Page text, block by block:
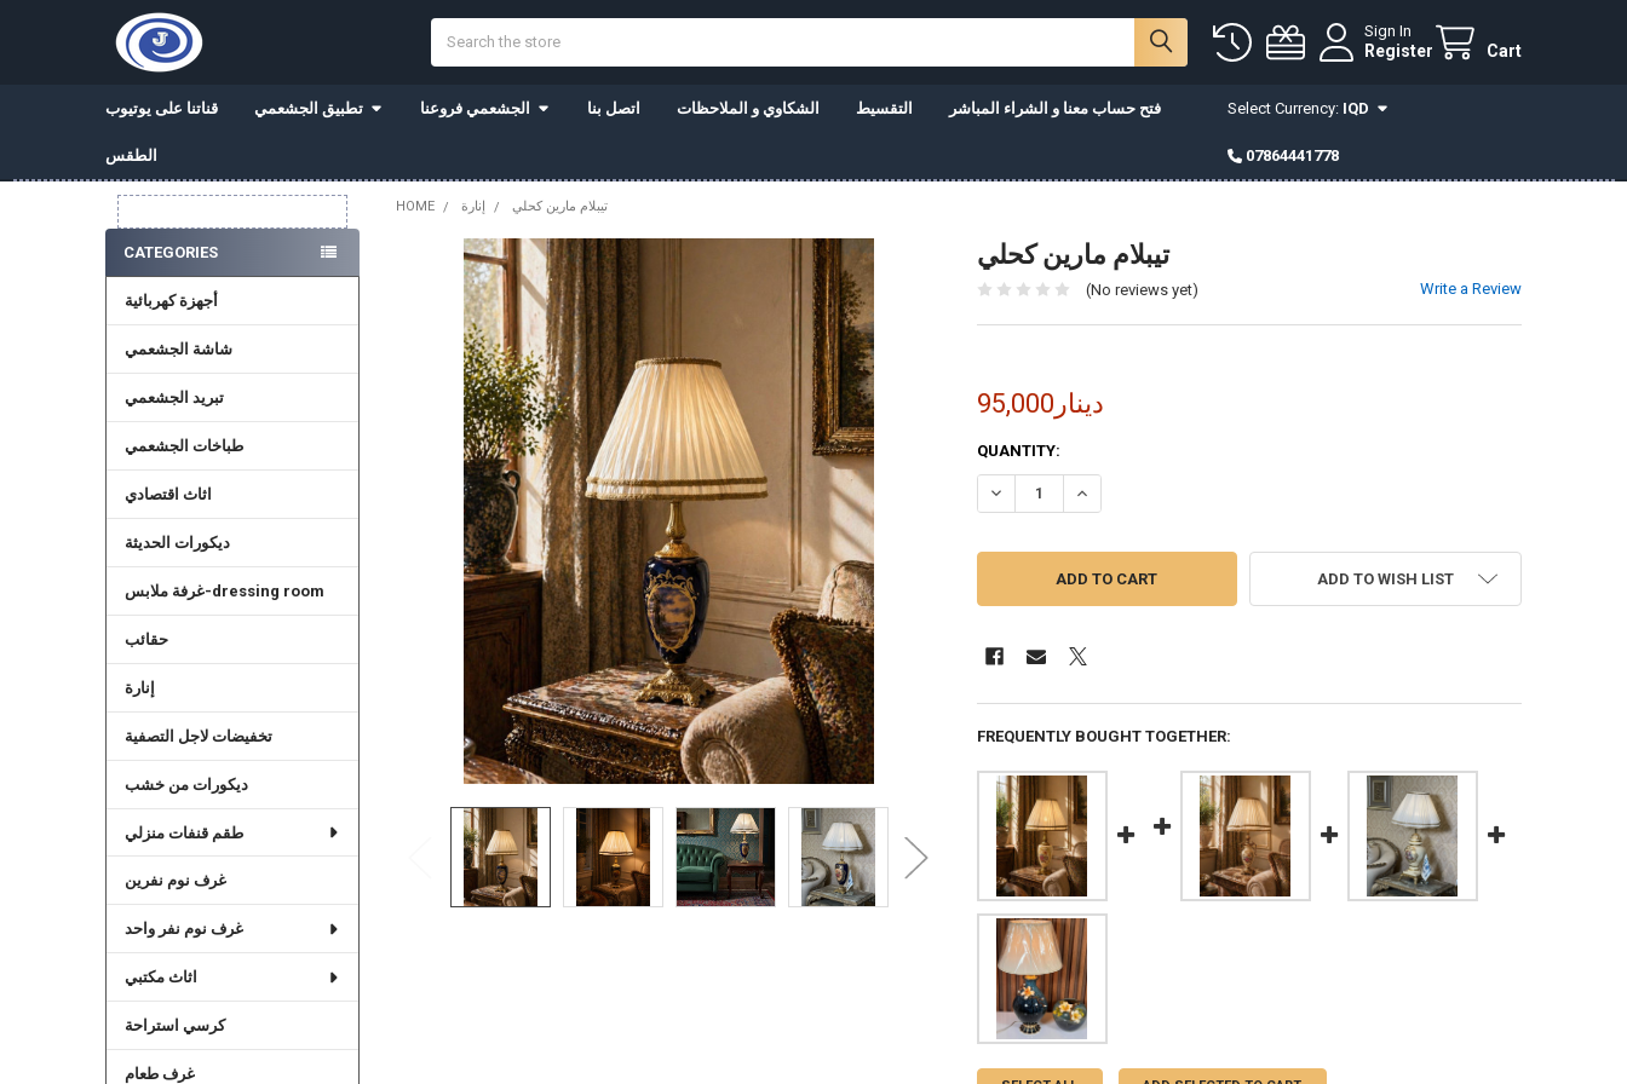
Sign In
Register Cart
قناتنا على يوتيوب تطبيق الجشعمي الجشعمي فروعنا اتصل بنا الشكاوي و الملاحظات التقسيط فتح حساب معنا و الشراء المباشر
الطقس
Select Currency: IQD
07864441778
Sidebar
CATEGORIES
أجهزة كهربائية
شاشة الجشعمي
تبريد الجشعمي
طباخات الجشعمي
اثاث اقتصادي
ديكورات الحديثة
غرفة ملابس-dressing room
حقائب
إنارة
تخفيضات لاجل التصفية
ديكورات من خشب
طقم قنفات منزلي
غرف نوم نفرين
غرف نوم نفر واحد
اثاث مكتبي
كرسي استراحة
غرف طعام
HOME إنارة تيبلام مارين كحلي
تيبلام مارين كحلي
(No reviews yet) Write a Review
95,000دينار
CURRENT
STOCK:
QUANTITY:
ADD TO WISH LIST
FREQUENTLY BOUGHT TOGETHER: